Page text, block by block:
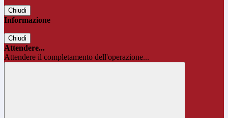
Chiudi
Informazione
Chiudi
Attendere...
Attendere il completamento dell'operazione...